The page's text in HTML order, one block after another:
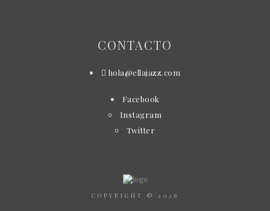
CONTACTO
hola@ellajazz.com
Facebook
Instagram
Twitter
COPYRIGHT © 2026